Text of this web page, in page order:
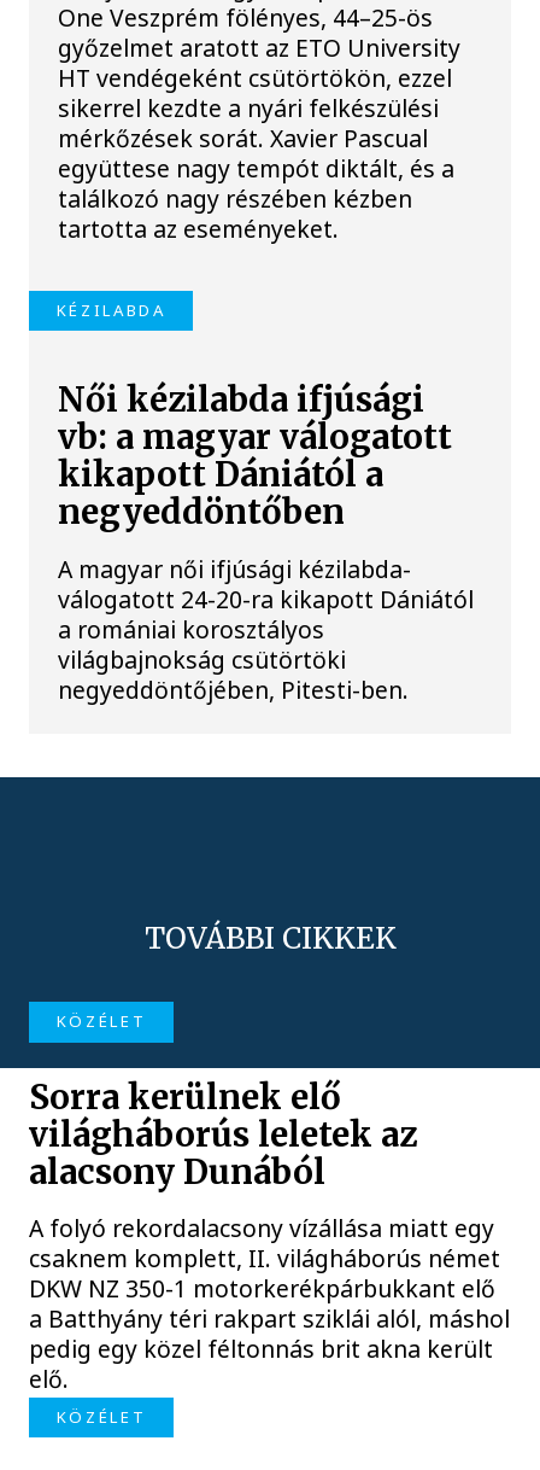
One Veszprém fölényes, 44–25-ös
győzelmet aratott az ETO University
HT vendégeként csütörtökön, ezzel
sikerrel kezdte a nyári felkészülési
mérkőzések sorát. Xavier Pascual
együttese nagy tempót diktált, és a
találkozó nagy részében kézben
tartotta az eseményeket.
KÉZILABDA
Női kézilabda ifjúsági
vb: a magyar válogatott
kikapott Dániától a
negyeddöntőben
A magyar női ifjúsági kézilabda-
válogatott 24-20-ra kikapott Dániától
a romániai korosztályos
világbajnokság csütörtöki
negyeddöntőjében, Pitesti-ben.
TOVÁBBI CIKKEK
KÖZÉLET
Sorra kerülnek elő
világháborús leletek az
alacsony Dunából
A folyó rekordalacsony vízállása miatt egy
csaknem komplett, II. világháborús német
DKW NZ 350-1 motorkerékpárbukkant elő
a Batthyány téri rakpart sziklái alól, máshol
pedig egy közel féltonnás brit akna került
elő.
KÖZÉLET